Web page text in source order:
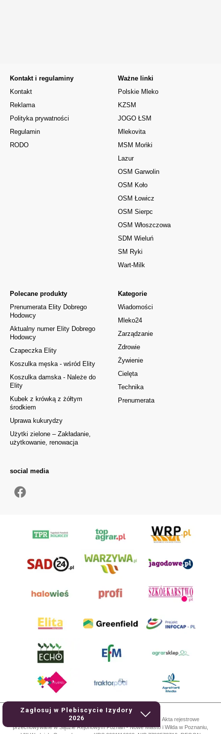
Zagłosuj w Plebiscycie Izydory
2026
Kontakt i regulaminy
Kontakt
Reklama
Polityka prywatności
Regulamin
RODO
Kategorie
Wiadomości
Mleko24
Zarządzanie
Zdrowie
Żywienie
Cielęta
Technika
Prenumerata
Polecane produkty
Prenumerata Elity Dobrego
Hodowcy
Aktualny numer Elity Dobrego
Hodowcy
Czapeczka Elity
Koszulka męska - wśród Elity
Koszulka damska - Należe do
Elity
Kubek z krówką z żółtym
środkiem
Uprawa kukurydzy
Użytki zielone – Zakładanie,
użytkowanie, renowacja
Ważne linki
Polskie Mleko
KZSM
JOGO ŁSM
Mlekovita
MSM Mońki
Lazur
OSM Garwolin
OSM Koło
OSM Łowicz
OSM Sierpc
OSM Włoszczowa
SDM Wieluń
SM Ryki
Wart-Milk
social media
AgroHorti Media Sp. z o.o. ul. Metalowa 5, 60-118 Poznań. Akta rejestrowe
przechowywane w Sądzie Rejonowym Poznań - Nowe Miasto i Wilda w Poznaniu,